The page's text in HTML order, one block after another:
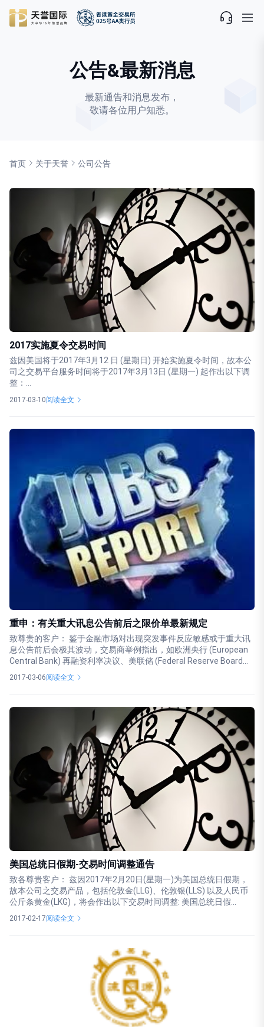
公告&最新消息
最新通告和消息发布，
敬请各位用户知悉。
首页 关于天誉 公司公告
2017实施夏令交易时间
兹因美国将于2017年3月12 日 (星期日) 开始实施夏令时间，故本公
司之交易平台服务时间将于2017年3月13日 (星期一) 起作出以下调
整：...
2017-03-10阅读全文
重申：有关重大讯息公告前后之限价单最新规定
致尊贵的客户： 鉴于金融市场对出现突发事件反应敏感或于重大讯
息公告前后会极其波动，交易商举例指出，如欧洲央行 (European
Central Bank) 再融资利率决议、美联储 (Federal Reserve Board...
2017-03-06阅读全文
美国总统日假期-交易时间调整通告
致各尊贵客户： 兹因2017年2月20日(星期一)为美国总统日假期，
故本公司之交易产品，包括伦敦金(LLG)、伦敦银(LLS) 以及人民币
公斤条黄金(LKG)，将会作出以下交易时间调整: 美国总统日假...
2017-02-17阅读全文